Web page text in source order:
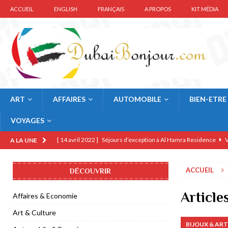
ACCUEIL ENGLISH FRANÇAIS A PROPOS KIT MÉDIA
ART AFFAIRES AUTOMOBILE BIEN-ETRE
VOYAGES
A LA UNE [ 14 avril 2022 ] Séjours d’exception à Al Hamra Residence
[ 10 décembre 2021 ] Région Normandie visite l’Expo 2020
[ 19 octobre 2021 ] Halloween Spooktaculaire à Legoland Dubai
[ 6 janvier 2021 ] Guerlain KissKiss Tender Matte rouge-à-
ACCUEIL
BIJOUX &
DÉCOUVRIR
Affaires & Economie
Art & Culture